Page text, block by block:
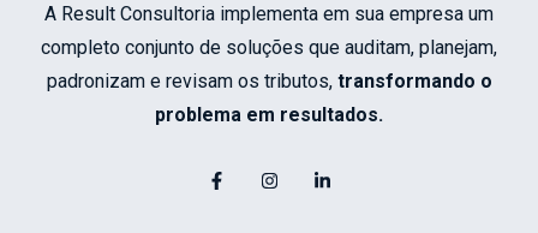
A Result Consultoria implementa em sua empresa um
completo conjunto de soluções que auditam, planejam,
padronizam e revisam os tributos, transformando o
problema em resultados.